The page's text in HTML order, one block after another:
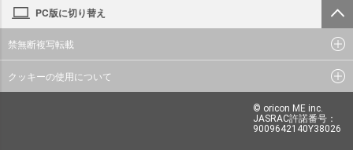
PC版に切り替え
禁無断複写転載
クッキーの使用について
© oricon ME inc.
JASRAC許諾番号：
9009642140Y38026